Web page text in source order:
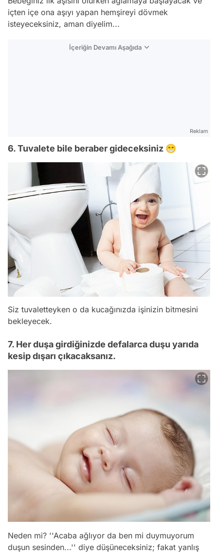
içten içe ona aşıyı yapan hemşireyi dövmek
isteyeceksiniz, aman diyelim...
İçeriğin Devamı Aşağıda
Reklam
6. Tuvalete bile beraber gideceksiniz 😁
Siz tuvaletteyken o da kucağınızda işinizin bitmesini
bekleyecek.
7. Her duşa girdiğinizde defalarca duşu yarıda
kesip dışarı çıkacaksanız.
Neden mi? ''Acaba ağlıyor da ben mi duymuyorum
duşun sesinden...'' diye düşüneceksiniz; fakat yanlış